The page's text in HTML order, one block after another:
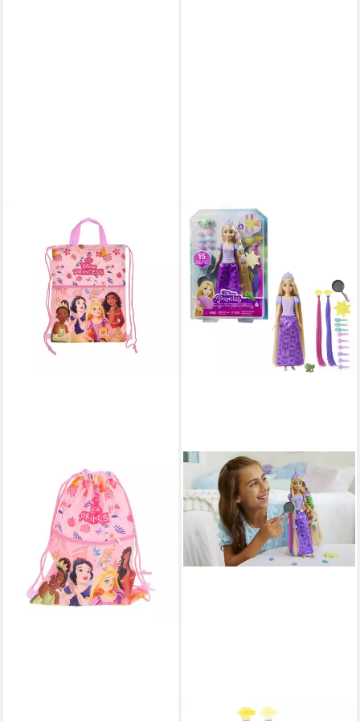
DISNEY PRINCESS
Turnbeutel - Sportbeutel
45x34,5 cm für Kinder
ab 8,25 € 19,95 €
in 4-5 Werktagen bei dir
DISNEY PRINCESS